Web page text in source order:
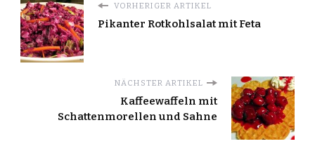
VORHERIGER ARTIKEL
Pikanter Rotkohlsalat mit Feta
NÄCHSTER ARTIKEL
Kaffeewaffeln mit
Schattenmorellen und Sahne